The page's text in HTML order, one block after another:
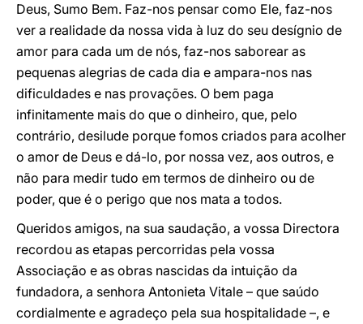
Deus, Sumo Bem. Faz-nos pensar como Ele, faz-nos
ver a realidade da nossa vida à luz do seu desígnio de
amor para cada um de nós, faz-nos saborear as
pequenas alegrias de cada dia e ampara-nos nas
dificuldades e nas provações. O bem paga
infinitamente mais do que o dinheiro, que, pelo
contrário, desilude porque fomos criados para acolher
o amor de Deus e dá-lo, por nossa vez, aos outros, e
não para medir tudo em termos de dinheiro ou de
poder, que é o perigo que nos mata a todos.
Queridos amigos, na sua saudação, a vossa Directora
recordou as etapas percorridas pela vossa
Associação e as obras nascidas da intuição da
fundadora, a senhora Antonieta Vitale – que saúdo
cordialmente e agradeço pela sua hospitalidade –, e